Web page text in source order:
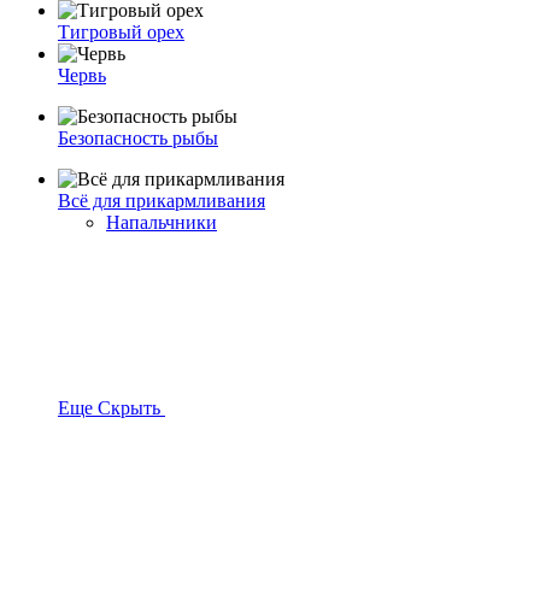
Тигровый орех
Червь
Безопасность рыбы
Всё для прикармливания
Напальчники
Еще Скрыть